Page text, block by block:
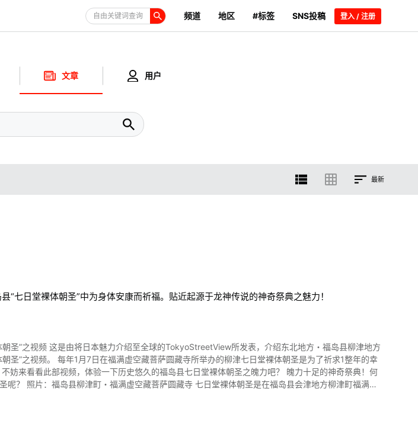
自由关键词查询 频道 地区 #标签 SNS投稿 登入 / 注册
文章 用户
最新
“七日堂裸体朝圣”中为身体安康而祈福。贴近起源于龙神传说的神奇祭典之魅力！
圣”之视频 这是由将日本魅力介绍至全球的TokyoStreetView所发表，介绍东北地方・福岛县柳津地方
堂裸体朝圣是为了祈求1整年的幸
此部视频，体验一下历史悠久的福岛县七日堂裸体朝圣之魄力吧？ 魄力十足的神奇祭典！何
方柳津町福满虚